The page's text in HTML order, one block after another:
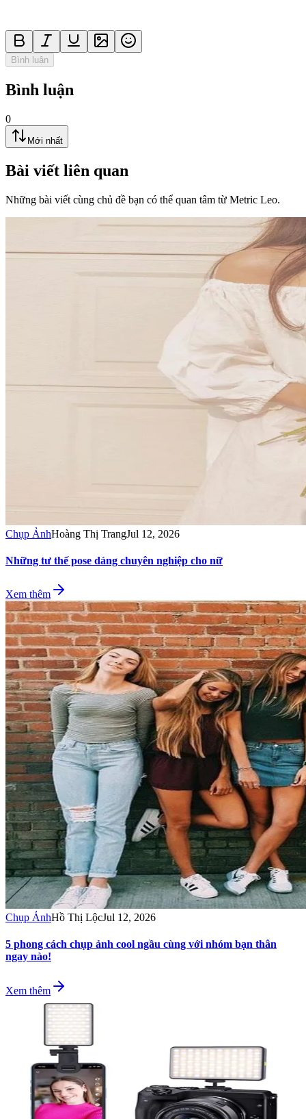
Bình luận
Bình luận
0
Mới nhất
Bài viết liên quan
Những bài viết cùng chủ đề bạn có thể quan tâm từ Metric Leo.
Chụp ẢnhHoàng Thị TrangJul 12, 2026
Những tư thế pose dáng chuyên nghiệp cho nữ
Xem thêm
Chụp ẢnhHồ Thị LộcJul 12, 2026
5 phong cách chụp ảnh cool ngầu cùng với nhóm bạn thân
ngay nào!
Xem thêm